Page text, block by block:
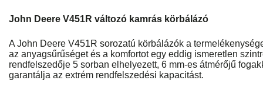
John Deere V451R változó kamrás körbálázó
A John Deere V451R sorozatú körbálázók a
az anyagsűrűséget és a komfortot egy eddig ismeretlen
rendfelszedője 5 sorban elhelyezett, 6 mm-es átmérőjű
garantálja az extrém rendfelszedési kapacitást.